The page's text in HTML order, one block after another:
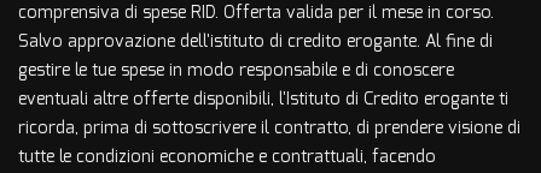
comprensiva di spese RID. Offerta valida per il mese in corso.
Salvo approvazione dell'istituto di credito erogante. Al fine di
gestire le tue spese in modo responsabile e di conoscere
eventuali altre offerte disponibili, l'Istituto di Credito erogante ti
ricorda, prima di sottoscrivere il contratto, di prendere visione di
tutte le condizioni economiche e contrattuali, facendo